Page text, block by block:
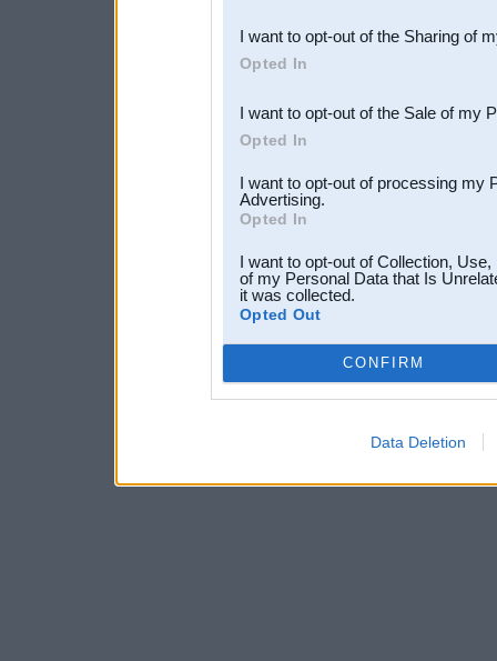
Downstream Participants
third parties.
I want to opt-out of the Sharing of
Opted In
I want to opt-out of the Sale of my
Opted In
I want to opt-out of processing my
Advertising.
Opted In
I want to opt-out of Collection,
of my Personal Data that Is
it was collected.
Opted Out
CONFIRM
Data Deletion